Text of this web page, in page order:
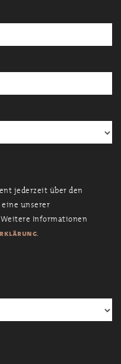
jederzeit über den
unserer
Informationen
.